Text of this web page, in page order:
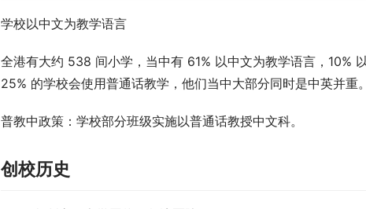
学校以中文为教学语言
全港有大约 538 间小学，当中有 61% 以中文为教学语言，10%
25% 的学校会使用普通话教学，他们当中大部分同时是中英并重。
普教中政策 ：学校部分班级实施以普通话教授中文科。
创校历史